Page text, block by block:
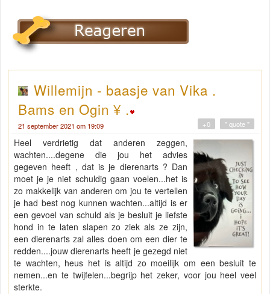
Willemijn - baasje van Vika .
Bams en Ogin ¥ .
21 september 2021 om 19:09 " quote "
+0
Heel verdrietig dat anderen zeggen,
wachten....degene die jou het advies
gegeven heeft , dat is je dierenarts ? Dan
moet je je niet schuldig gaan voelen...het is
zo makkelijk van anderen om jou te vertellen
je had best nog kunnen wachten...altijd is er
een gevoel van schuld als je besluit je liefste
hond in te laten slapen zo ziek als ze zijn,
een dierenarts zal alles doen om een dier te
redden....jouw dierenarts heeft je gezegd niet
te wachten, heus het is altijd zo moeilijk om een besluit te
nemen...en te twijfelen...begrijp het zeker, voor jou heel veel
sterkte.